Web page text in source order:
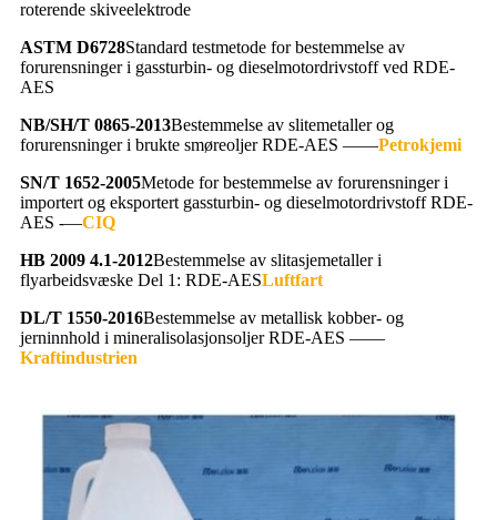
roterende skiveelektrode
ASTM D6728Standard testmetode for bestemmelse av
forurensninger i gassturbin- og dieselmotordrivstoff ved RDE-
AES
NB/SH/T 0865-2013Bestemmelse av slitemetaller og
forurensninger i brukte smøreoljer RDE-AES ——Petrokjemi
SN/T 1652-2005Metode for bestemmelse av forurensninger i
importert og eksportert gassturbin- og dieselmotordrivstoff RDE-
AES -—CIQ
HB 2009 4.1-2012Bestemmelse av slitasjemetaller i
flyarbeidsvæske Del 1: RDE-AESLuftfart
DL/T 1550-2016Bestemmelse av metallisk kobber- og
jerninnhold i mineralisolasjonsoljer RDE-AES ——
Kraftindustrien